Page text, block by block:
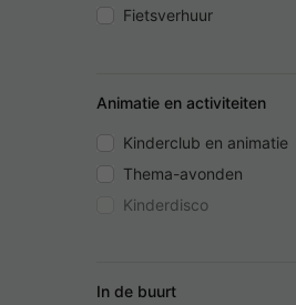
Fietsverhuur
Animatie en activiteiten
Kinderclub en animatie
Thema-avonden
Kinderdisco
In de buurt